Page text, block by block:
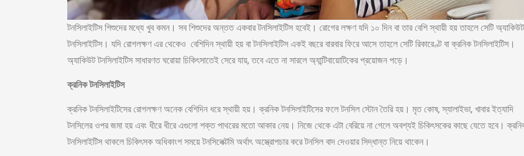
টনসিলাইটিস শিশুদের মধ্যে খুব কমন। সব শিশুদের অন্তত একবার টনসিলাইটিস হবেই। রোগের লক্ষণ যদি ১০ দিন বা তার বেশি স্থায়ী হয় তাহলে সেটি অ্যাকিউট
টনসিলাইটিস। যদি রোগলক্ষণ এর থেকেও বেশিদিন স্থায়ী হয় বা টনসিলাইটিস একই বছরে বারবার ফিরে আসে তাহলে সেটি রিকারেণ্ট বা ক্রনিক টনসিলাইটিস।
অ্যাকিউট টনসিলাইটিস সাধারণত ঘরোয়া চিকিৎসাতেই সেরে যায়, তবে এতে না সারলে অ্যান্টিবায়োটিকের প্রয়োজন পড়ে।
ক্রনিক টনসিলাইটিস
ক্রনিক টনসিলাইটিসের রোগলক্ষণ অনেক বেশিদিন ধরে স্থায়ী হয়। ক্রনিক টনসিলাইটিসের ফলে টনসিল স্টোন তৈরি হয়। মৃত কোষ, স্যালাইভা, খাবার ইত্যাদি
টনসিলের ওপর জমা হয় এবং ধীরে ধীরে এগুলো শক্ত পাথরের মতো আকার নেয়। নিজে থেকে এটা বেরিয়ে না গেলে অবশ্যই চিকিৎসকের কাছে যেতে হবে।
টনসিলাইটিস থাকলে চিকিৎসক অধিকাংশ সময়ে টনসিলেক্টমি অর্থাৎ অস্ত্রোপচার করে টনসিল বাদ দেওয়ার সিদ্ধান্ত নিয়ে থাকেন।